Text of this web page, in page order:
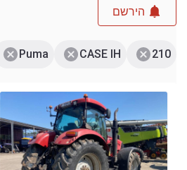
הירשם
210
CASE IH
Puma